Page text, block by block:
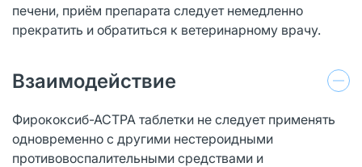
печени, приём препарата следует немедленно
прекратить и обратиться к ветеринарному врачу.
Взаимодействие
Фирококсиб-АСТРА таблетки не следует применять
одновременно с другими нестероидными
противовоспалительными средствами и